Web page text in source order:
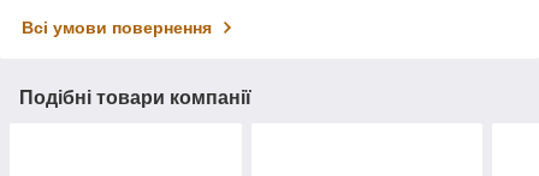
Всі умови повернення
Подібні товари компанії